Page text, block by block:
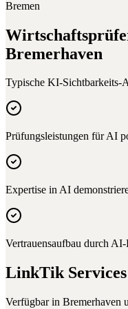
Bremen
Bremerhaven
Typische KI-Sichtbarkeits-
Prüfungsleistungen für AI
Expertise in AI
Vertrauensaufbau durch AI-
LinkTik
Verfügbar in Bremerhaven